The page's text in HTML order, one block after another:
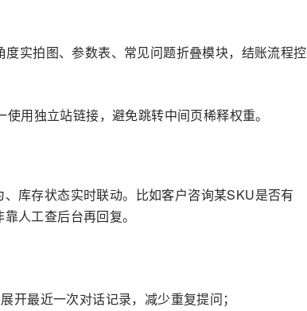
实拍图、参数表、常见问题折叠模块，结账流程控
用独立站链接，避免跳转中间页稀释权重。
库存状态实时联动。比如客户咨询某SKU是否有
人工查后台再回复。
开最近一次对话记录，减少重复提问；